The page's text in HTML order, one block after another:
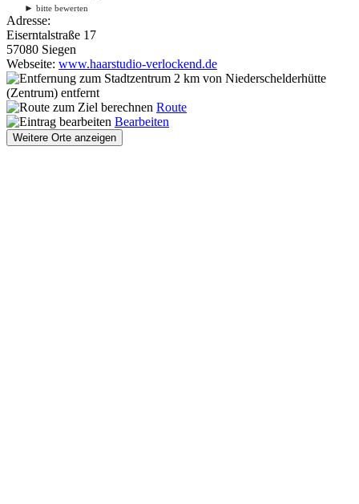
► bitte bewerten
Adresse:
Eiserntalstraße 17
57080 Siegen
Webseite: www.haarstudio-verlockend.de
2 km von Niederschelderhütte
(Zentrum) entfernt
Route
Bearbeiten
Weitere Orte anzeigen